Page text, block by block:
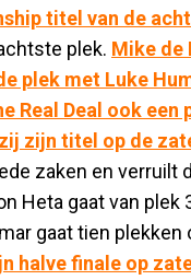
titel van de
plek. Mike de
plek met Luke
Real Deal ook een
zijn titel op de
zaken en verruilt
Heta gaat van plek
gaat tien plekken
halve finale op